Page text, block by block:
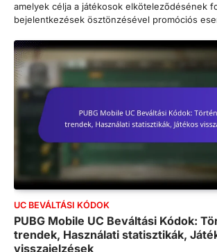
amelyek célja a játékosok elköteleződésének
bejelentkezések ösztönzésével promóciós
UC BEVÁLTÁSI KÓDOK
PUBG Mobile UC Beváltási Kódok:
trendek, Használati statisztikák,
visszajelzések